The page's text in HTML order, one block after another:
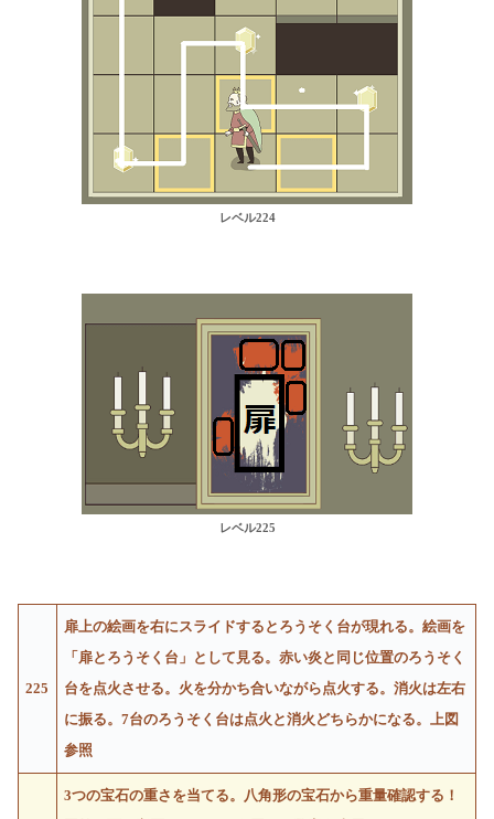
レベル224
レベル225
225
扉上の絵画を右にスライドするとろうそく台が現れる。絵画を
「扉とろうそく台」として見る。赤い炎と同じ位置のろうそく
台を点火させる。火を分かち合いながら点火する。消火は左右
に振る。7台のろうそく台は点火と消火どちらかになる。上図
参照
3つの宝石の重さを当てる。八角形の宝石から重量確認する！